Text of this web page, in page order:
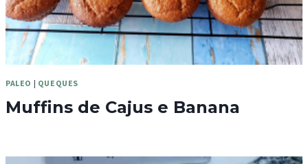
PALEO | QUEQUES
Muffins de Cajus e Banana